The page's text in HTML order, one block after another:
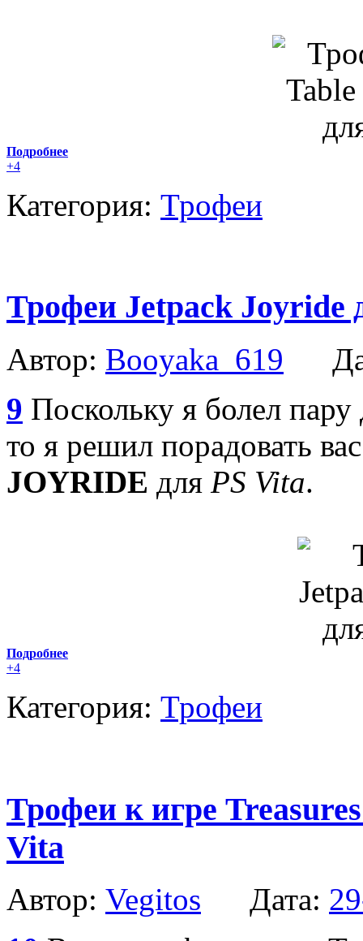
Подробнее
+4
Категория: Трофеи
Трофеи Jetpack Joyride
Автор: Booyaka_619
9 Поскольку я болел
то я решил порадовать
JOYRIDE для PS Vita.
Подробнее
+4
Категория: Трофеи
Трофеи к игре
Vita
Автор: Vegitos Дата: